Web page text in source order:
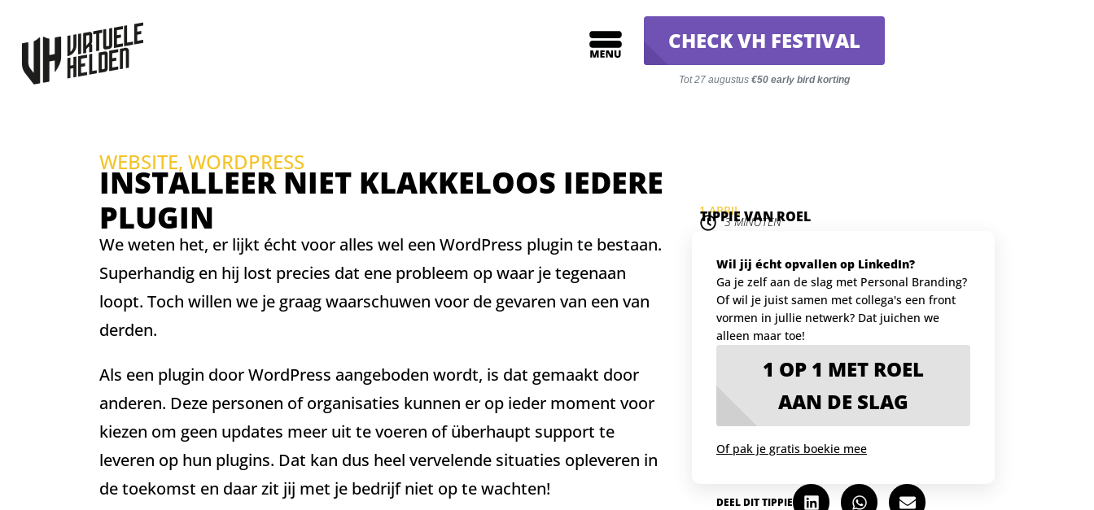
CHECK VH FESTIVAL
Tot 27 augustus €50 early bird korting
WEBSITE, WORDPRESS
INSTALLEER NIET KLAKKELOOS IEDERE
PLUGIN
We weten het, er lijkt écht voor alles wel een WordPress plugin te bestaan.
Superhandig en hij lost precies dat ene probleem op waar je tegenaan
loopt. Toch willen we je graag waarschuwen voor de gevaren van een van
derden.
Als een plugin door WordPress aangeboden wordt, is dat gemaakt door
anderen. Deze personen of organisaties kunnen er op ieder moment voor
kiezen om geen updates meer uit te voeren of überhaupt support te
leveren op hun plugins. Dat kan dus heel vervelende situaties opleveren in
de toekomst en daar zit jij met je bedrijf niet op te wachten!
1 APRIL
TIPPIE VAN ROEL
3 MINUTEN
Wil jij écht opvallen op LinkedIn?
Ga je zelf aan de slag met Personal Branding?
Of wil je juist samen met collega's een front
vormen in jullie netwerk? Dat juichen we
alleen maar toe!
1 OP 1 MET ROEL
AAN DE SLAG
Of pak je gratis boekie mee
DEEL DIT TIPPIE